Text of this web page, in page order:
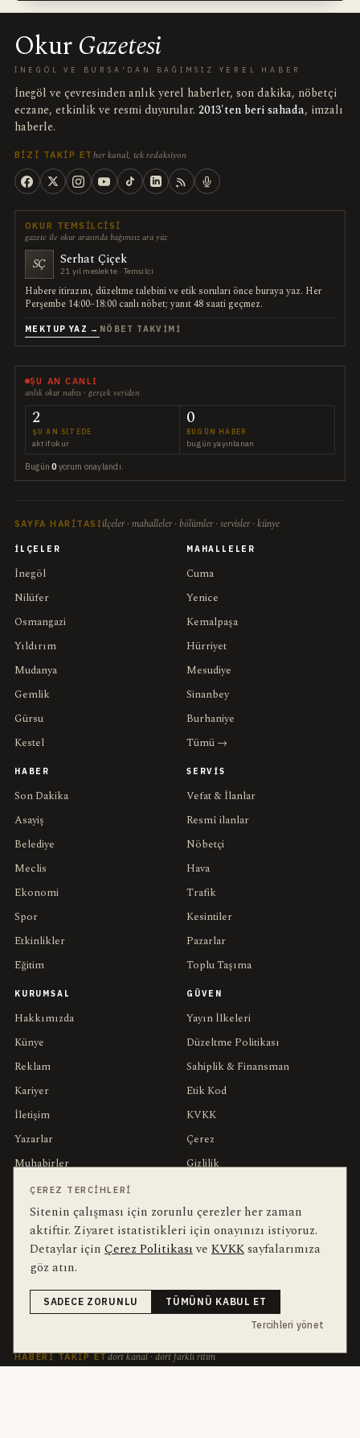
OkurGazetesi
İNEGÖL VE BURSA'DAN BAĞIMSIZ YEREL HABER
İnegöl ve çevresinden anlık yerel haberler, son dakika, nöbetçi
eczane, etkinlik ve resmi duyurular. 2013'ten beri sahada, imzalı
haberle.
BIZI TAKIP ET her kanal, tek redaksiyon
OKUR TEMSILCISI
gazete ile okur arasında bağımsız ara yüz
SÇ Serhat Çiçek
21 yıl meslekte · Temsilci
Habere itirazını, düzeltme talebini ve etik soruları önce buraya yaz. Her
Perşembe 14:00–18:00 canlı nöbet; yanıt 48 saati geçmez.
MEKTUP YAZ → NÖBET TAKVIMI
ŞU AN CANLI
anlık okur nabzı · gerçek veriden
2
ŞU AN SITEDE
aktif okur
0
BUGÜN HABER
bugün yayınlanan
Bugün0 yorum onaylandı.
SAYFA HARITASI ilçeler · mahalleler · bölümler · servisler · künye
İLÇELER
İnegöl
Nilüfer
Osmangazi
Yıldırım
Mudanya
Gemlik
Gürsu
Kestel
MAHALLELER
Cuma
Yenice
Kemalpaşa
Hürriyet
Mesudiye
Sinanbey
Burhaniye
Tümü →
HABER
Son Dakika
Asayiş
Belediye
Meclis
Ekonomi
Spor
Etkinlikler
Eğitim
SERVIS
Vefat & İlanlar
Resmî ilanlar
Nöbetçi
Hava
Trafik
Kesintiler
Pazarlar
Toplu Taşıma
KURUMSAL
Hakkımızda
Künye
Reklam
Kariyer
İletişim
Yazarlar
Muhabirler
Editörler
GÜVEN
Yayın İlkeleri
Düzeltme Politikası
Sahiplik & Finansman
Etik Kod
KVKK
Çerez
Gizlilik
YEREL ARANANLAR bu hafta en çok aranan
İnegöl inegol-belediyesi
HABERI TAKIP ETdört kanal · dört farklı ritim
ÇEREZ TERCIHLERI
Sitenin çalışması için zorunlu çerezler her zaman
aktiftir. Ziyaret istatistikleri için onayınızı istiyoruz.
Detaylar için Çerez Politikasıve KVKKsayfalarımıza
göz atın.
SADECE ZORUNLU
TÜMÜNÜ KABUL ET
Tercihleri yönet